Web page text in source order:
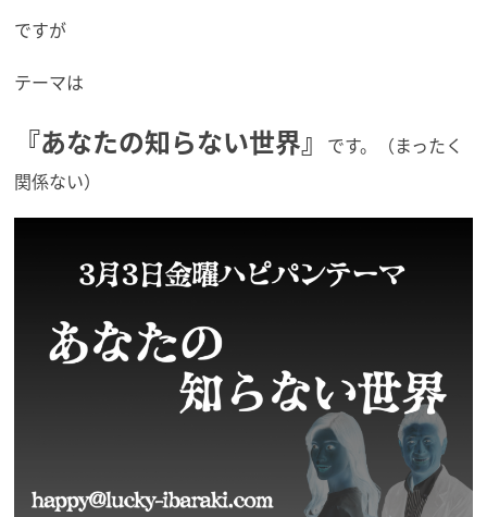
ですが
テーマは
『あなたの知らない世界』
です。（まったく
関係ない）